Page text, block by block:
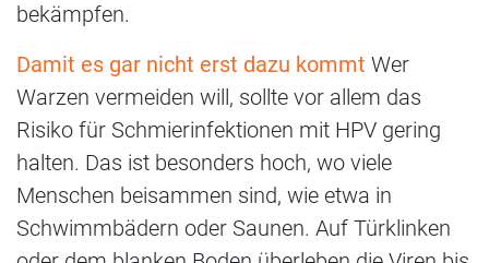
bekämpfen.
Damit es gar nicht erst dazu kommt Wer
Warzen vermeiden will, sollte vor allem das
Risiko für Schmierinfektionen mit HPV gering
halten. Das ist besonders hoch, wo viele
Menschen beisammen sind, wie etwa in
Schwimmbädern oder Saunen. Auf Türklinken